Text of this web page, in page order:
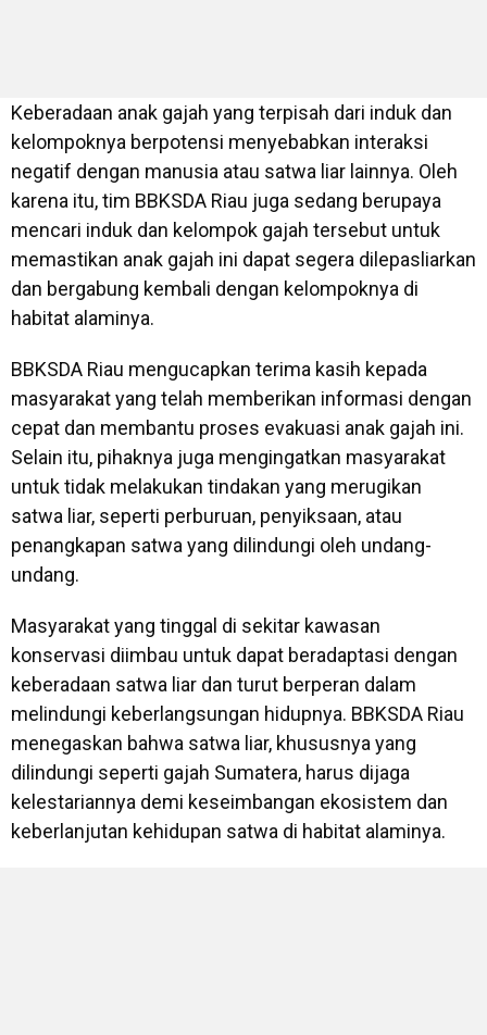
Keberadaan anak gajah yang terpisah dari induk dan
kelompoknya berpotensi menyebabkan interaksi
negatif dengan manusia atau satwa liar lainnya. Oleh
karena itu, tim BBKSDA Riau juga sedang berupaya
mencari induk dan kelompok gajah tersebut untuk
memastikan anak gajah ini dapat segera dilepasliarkan
dan bergabung kembali dengan kelompoknya di
habitat alaminya.
BBKSDA Riau mengucapkan terima kasih kepada
masyarakat yang telah memberikan informasi dengan
cepat dan membantu proses evakuasi anak gajah ini.
Selain itu, pihaknya juga mengingatkan masyarakat
untuk tidak melakukan tindakan yang merugikan
satwa liar, seperti perburuan, penyiksaan, atau
penangkapan satwa yang dilindungi oleh undang-
undang.
Masyarakat yang tinggal di sekitar kawasan
konservasi diimbau untuk dapat beradaptasi dengan
keberadaan satwa liar dan turut berperan dalam
melindungi keberlangsungan hidupnya. BBKSDA Riau
menegaskan bahwa satwa liar, khususnya yang
dilindungi seperti gajah Sumatera, harus dijaga
kelestariannya demi keseimbangan ekosistem dan
keberlanjutan kehidupan satwa di habitat alaminya.